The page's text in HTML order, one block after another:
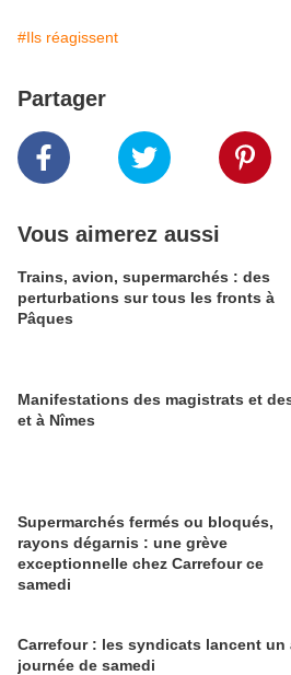
#Ils réagissent
Partager
Vous aimerez aussi
Trains, avion, supermarchés : des
perturbations sur tous les fronts à
Pâques
Manifestations des magistrats et
et à Nîmes
Supermarchés fermés ou bloqués,
rayons dégarnis : une grève
exceptionnelle chez Carrefour ce
samedi
Carrefour : les syndicats lancent un
journée de samedi